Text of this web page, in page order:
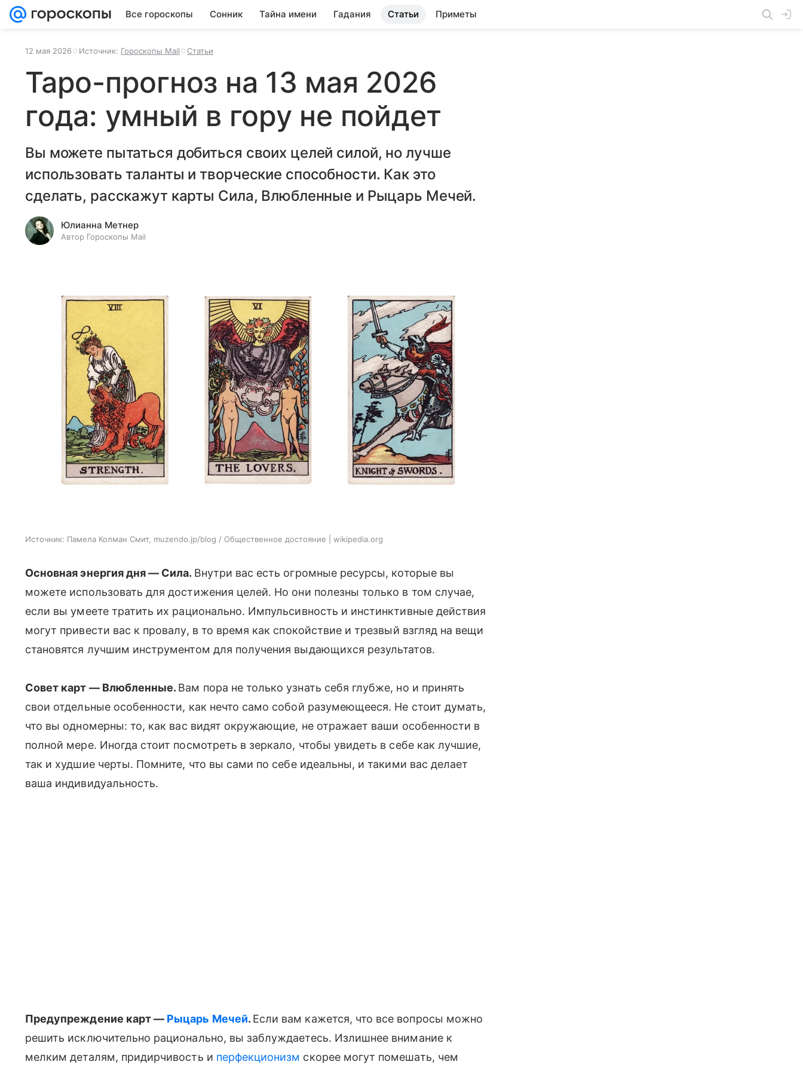
Все гороскопы Сонник Тайна имени Гадания Статьи Приметы
12 мая 2026 Источник: Гороскопы Mail Статьи
Таро-прогноз на 13 мая 2026
года: умный в гору не пойдет
Вы можете пытаться добиться своих целей силой, но лучше
использовать таланты и творческие способности. Как это
сделать, расскажут карты Сила, Влюбленные и Рыцарь Мечей.
Юлианна Метнер
Автор Гороскопы Mail
Источник: Памела Колман Смит, muzendo.jp/blog / Общественное достояние | wikipedia.org
Основная энергия дня — Сила. Внутри вас есть огромные ресурсы, которые вы
можете использовать для достижения целей. Но они полезны только в том случае,
если вы умеете тратить их рационально. Импульсивность и инстинктивные действия
могут привести вас к провалу, в то время как спокойствие и трезвый взгляд на вещи
становятся лучшим инструментом для получения выдающихся результатов.
Совет карт — Влюбленные. Вам пора не только узнать себя глубже, но и принять
свои отдельные особенности, как нечто само собой разумеющееся. Не стоит думать,
что вы одномерны: то, как вас видят окружающие, не отражает ваши особенности в
полной мере. Иногда стоит посмотреть в зеркало, чтобы увидеть в себе как лучшие,
так и худшие черты. Помните, что вы сами по себе идеальны, и такими вас делает
ваша индивидуальность.
Предупреждение карт — Рыцарь Мечей. Если вам кажется, что все вопросы можно
решить исключительно рационально, вы заблуждаетесь. Излишнее внимание к
мелким деталям, придирчивость и перфекционизм скорее могут помешать, чем